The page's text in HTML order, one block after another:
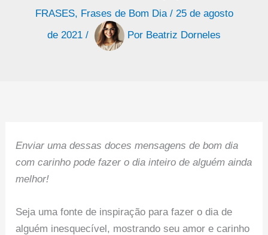
FRASES, Frases de Bom Dia/ 25 de agosto
de 2021 / Por Beatriz Dorneles
Enviar uma dessas doces mensagens de bom dia
com carinho pode fazer o dia inteiro de alguém ainda
melhor!
Seja uma fonte de inspiração para fazer o dia de
alguém inesquecível, mostrando seu amor e carinho